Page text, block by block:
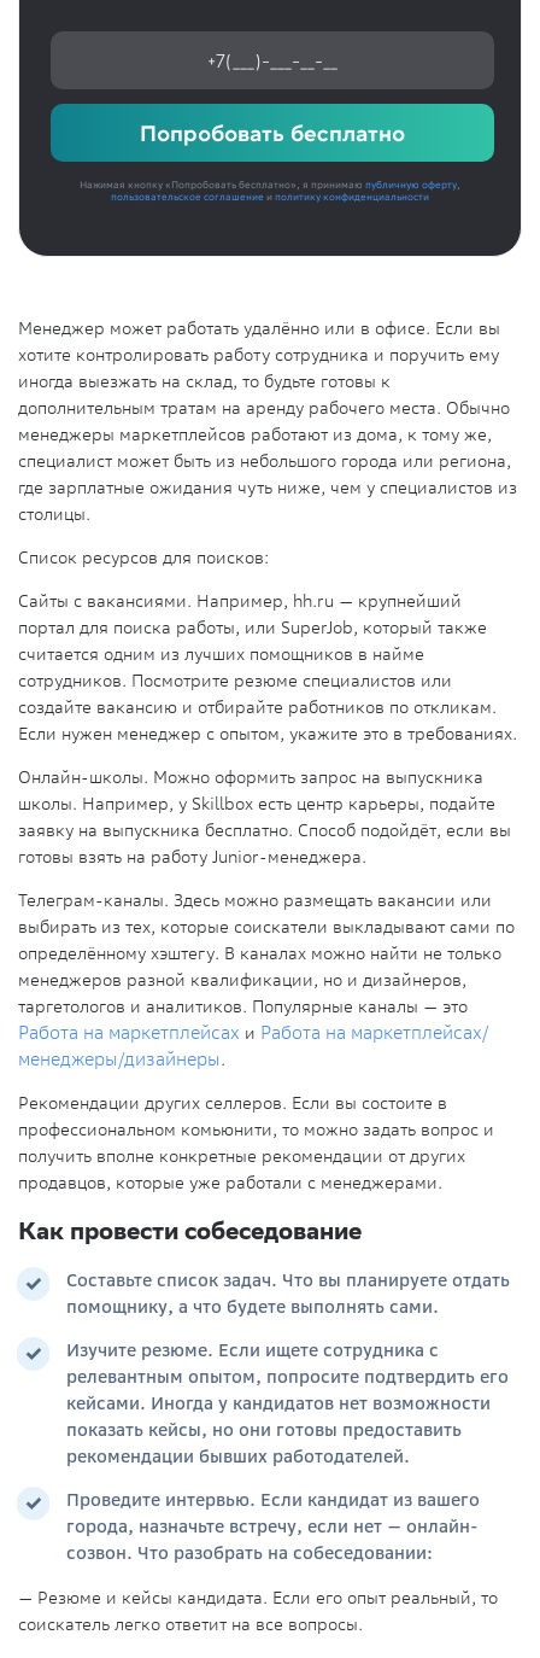
Попробовать бесплатно
Нажимая кнопку «Попробовать бесплатно», я принимаю публичную оферту
пользовательское соглашение и политику конфиденциальности
Менеджер может работать удалённо или в офисе. Если вы
хотите контролировать работу сотрудника и поручить ему
иногда выезжать на склад, то будьте готовы к
дополнительным тратам на аренду рабочего места. Обычно
менеджеры маркетплейсов работают из дома, к тому же,
специалист может быть из небольшого города или региона,
где зарплатные ожидания чуть ниже, чем у специалистов из
столицы.
Список ресурсов для поисков:
Сайты с вакансиями. Например, hh.ru — крупнейший
портал для поиска работы, или SuperJob, который также
считается одним из лучших помощников в найме
сотрудников. Посмотрите резюме специалистов или
создайте вакансию и отбирайте работников по откликам.
Если нужен менеджер с опытом, укажите это в требованиях.
Онлайн-школы. Можно оформить запрос на выпускника
школы. Например, у Skillbox есть центр карьеры, подайте
заявку на выпускника бесплатно. Способ подойдёт, если вы
готовы взять на работу Junior-менеджера.
Телеграм-каналы. Здесь можно размещать вакансии или
выбирать из тех, которые соискатели выкладывают сами по
определённому хэштегу. В каналах можно найти не только
менеджеров разной квалификации, но и дизайнеров,
таргетологов и аналитиков. Популярные каналы — это
Работа на маркетплейсах и Работа на маркетплейсах/
менеджеры/дизайнеры.
Рекомендации других селлеров. Если вы состоите в
профессиональном комьюнити, то можно задать вопрос и
получить вполне конкретные рекомендации от других
продавцов, которые уже работали с менеджерами.
Как провести собеседование
Составьте список задач. Что вы планируете отдать
помощнику, а что будете выполнять сами.
Изучите резюме. Если ищете сотрудника с
релевантным опытом, попросите подтвердить его
кейсами. Иногда у кандидатов нет возможности
показать кейсы, но они готовы предоставить
рекомендации бывших работодателей.
Проведите интервью. Если кандидат из вашего
города, назначьте встречу, если нет — онлайн-
созвон. Что разобрать на собеседовании:
— Резюме и кейсы кандидата. Если его опыт реальный, то
соискатель легко ответит на все вопросы.